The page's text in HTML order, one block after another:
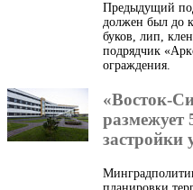
Предыдущий
должен был до
буков, лип,
подрядчик
ограждения.
«Восток-
размежует
застройки